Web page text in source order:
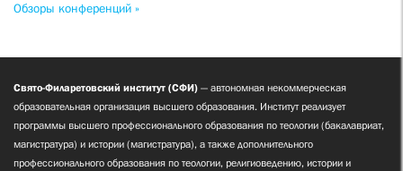
Обзоры конференций »
Свято-Филаретовский институт (СФИ) — автономная некоммерческая
образовательная организация высшего образования. Институт реализует
программы высшего профессионального образования по теологии (бакалавриат,
магистратура) и истории (магистратура), а также дополнительного
профессионального образования по теологии, религиоведению, истории и